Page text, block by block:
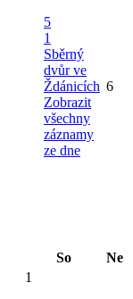
5
1
Sběrný
dvůr ve
Ždánicích
Zobrazit
všechny
záznamy
ze dne
6
So Ne
1